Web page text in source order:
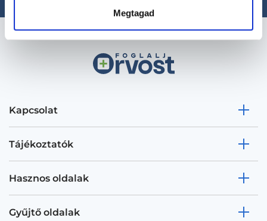
Megtagad
Kapcsolat
Tájékoztatók
Hasznos oldalak
Gyűjtő oldalak